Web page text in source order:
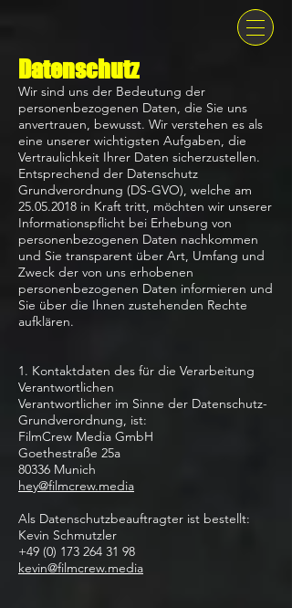
Datenschutz
Wir sind uns der Bedeutung der
personenbezogenen Daten, die Sie uns
anvertrauen, bewusst. Wir verstehen es als
eine unserer wichtigsten Aufgaben, die
Vertraulichkeit Ihrer Daten sicherzustellen.
Entsprechend der Datenschutz
Grundverordnung (DS-GVO), welche am
25.05.2018 in Kraft tritt, möchten wir unserer
Informationspflicht bei Erhebung von
personenbezogenen Daten nachkommen
und Sie transparent über Art, Umfang und
Zweck der von uns erhobenen
personenbezogenen Daten informieren und
Sie über die Ihnen zustehenden Rechte
aufklären.
1. Kontaktdaten des für die Verarbeitung
Verantwortlichen
Verantwortlicher im Sinne der Datenschutz-
Grundverordnung, ist:
FilmCrew Media GmbH
Goethestraße 25a
80336 Munich
hey@filmcrew.media
Als Datenschutzbeauftragter ist bestellt:
Kevin Schmutzler
+49 (0) 173 264 31 98
kevin@filmcrew.media